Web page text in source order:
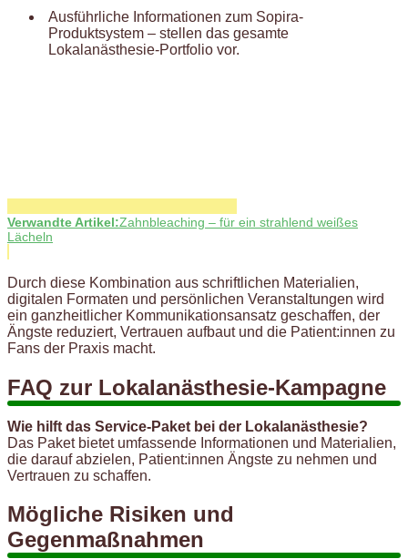
Ausführliche Informationen zum Sopira-
Produktsystem – stellen das gesamte
Lokalanästhesie-Portfolio vor.
Verwandte Artikel:Zahnbleaching – für ein strahlend weißes
Lächeln
Durch diese Kombination aus schriftlichen Materialien,
digitalen Formaten und persönlichen Veranstaltungen wird
ein ganzheitlicher Kommunikationsansatz geschaffen, der
Ängste reduziert, Vertrauen aufbaut und die Patient:innen zu
Fans der Praxis macht.
FAQ zur Lokalanästhesie-Kampagne
Wie hilft das Service-Paket bei der Lokalanästhesie?
Das Paket bietet umfassende Informationen und Materialien,
die darauf abzielen, Patient:innen Ängste zu nehmen und
Vertrauen zu schaffen.
Mögliche Risiken und
Gegenmaßnahmen